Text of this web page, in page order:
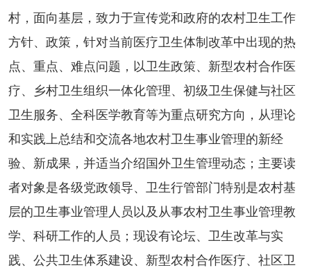
村，面向基层，致力于宣传党和政府的农村卫生工作
方针、政策，针对当前医疗卫生体制改革中出现的热
点、重点、难点问题，以卫生政策、新型农村合作医
疗、乡村卫生组织一体化管理、初级卫生保健与社区
卫生服务、全科医学教育等为重点研究方向，从理论
和实践上总结和交流各地农村卫生事业管理的新经
验、新成果，并适当介绍国外卫生管理动态；主要读
者对象是各级党政领导、卫生行管部门特别是农村基
层的卫生事业管理人员以及从事农村卫生事业管理教
学、科研工作的人员；现设有论坛、卫生改革与实
践、公共卫生体系建设、新型农村合作医疗、社区卫